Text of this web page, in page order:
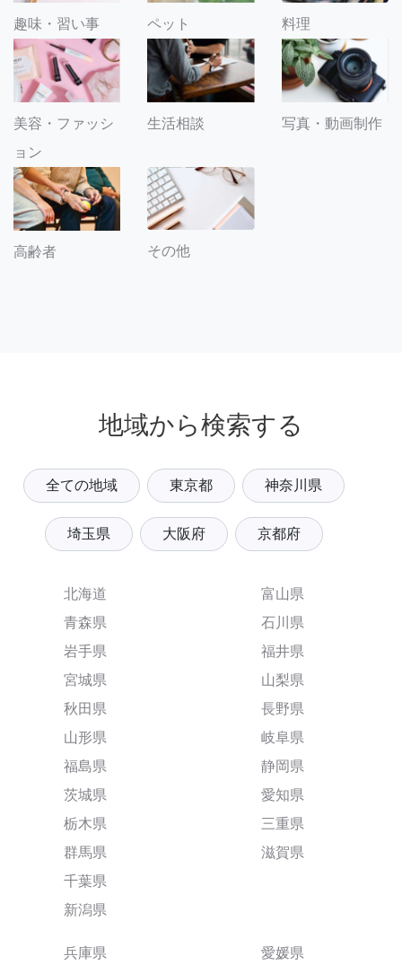
趣味・習い事 ペット 料理
美容・ファッシ
ョン
生活相談 写真・動画制作
高齢者 その他
地域から検索する
全ての地域 東京都 神奈川県
埼玉県 大阪府 京都府
北海道
青森県
岩手県
宮城県
秋田県
山形県
福島県
茨城県
栃木県
群馬県
千葉県
新潟県
富山県
石川県
福井県
山梨県
長野県
岐阜県
静岡県
愛知県
三重県
滋賀県
兵庫県
愛媛県